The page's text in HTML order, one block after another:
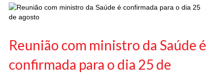
Reunião com ministro da Saúde é
confirmada para o dia 25 de